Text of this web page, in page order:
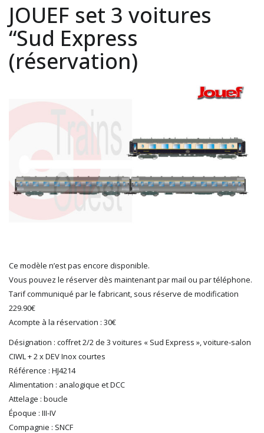
DECAPOD
DISQUE ROUGE
EPM
ESU
EVERGREEN
HUMBROL
ITALERI
JOUEF
KOLIBRI
NOVATEUR MODELES
PECO
PIKO
PN SUD MODELISME
PRINCE AUGUST
R37
JOUEF set 3 voitures
“Sud Express
(réservation)
Ce modèle n’est pas encore disponible.
Vous pouvez le réserver dès maintenant par mail ou par téléphone.
Tarif communiqué par le fabricant, sous réserve de modification
229.90€
Acompte à la réservation : 30€
Désignation : coffret 2/2 de 3 voitures « Sud Express », voiture-salon
CIWL + 2 x DEV Inox courtes
Référence : HJ4214
Alimentation : analogique et DCC
Attelage : boucle
Époque : III-IV
Compagnie : SNCF